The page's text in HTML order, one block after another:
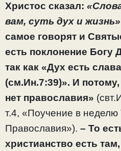
Христос сказал:
вам, суть дух и жизнь»
самое говорят и
есть поклонение Богу
так как «Дух есть
(см.Ин.7:39)». И
нет православия»
т.4, «Поучение в неделю
Православия»). – То
христианство есть